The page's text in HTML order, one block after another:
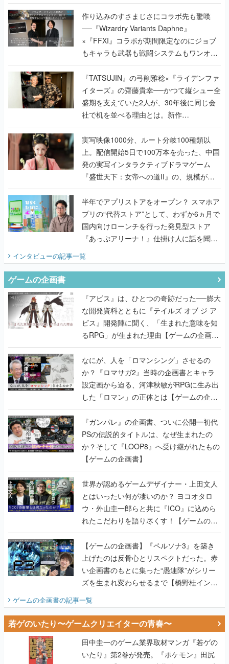
作り込みのすさまじさにコラボ先も驚嘆
──『Wizardry Variants Daphne』
×『FFXI』コラボが期間限定なのにジョブ
もキャラも武器も戦闘システムもワンオフ
で作り込まれた理由を両ディレクターに聞
く
『TATSUJIN』の弓削雅稔×『ライデンファ
イターズ』の齋藤貴幸──かつて縦シュー全
盛期を支えていた2人が、30年後に同じ会
社で机を並べる理由とは。新作
『TATSUJIN EXTREME』で初タッグを組
んだレジェンド2人に訊く開発秘話
実写映像1000分、ルート分岐100種類以
上。配信開始5日で100万本を売った、中国
発の実写インタラクティブドラマゲーム
『盛世天下：女帝への道II』の、規模が違
うこだわりをプロデューサーに聞いた
半年でアプリストアをオープン？ スマホア
プリの“代替ストア”として、わずか6ヵ月で
国内向けローンチを行った発見型ストア
『あっぷアリーナ！』仕掛け人に話を聞い
てみた
インタビューの記事一覧
ゲームの企画書
『アビス』は、ひとつの奇跡だった──膨大
な開発資料とともに『テイルズ オブ ジ ア
ビス』開発陣に聞く、「生まれた意味を知
るRPG」が生まれた理由【ゲームの企画
書】
なにが、人を「ロマンシング」させるの
か？『ロマサガ2』当時の企画書とキャラ
設定画から迫る、河津秋敏がRPGに生み出
した「ロマン」の正体とは【ゲームの企画
書】
『ガンパレ』の企画書、ついに公開━初代
PSの伝説的タイトルは、なぜ生まれたの
か？そして『LOOP8』へ受け継がれたもの
【ゲームの企画書】
世界が認めるゲームデザイナー・上田文人
とはいったい何が凄いのか？ ヨコオタロ
ウ・外山圭一郎らと共に『ICO』に込めら
れたこだわりを語り尽くす！【ゲームの企
画書】
【ゲームの企画書】『ペルソナ3』を築き
上げたのは反骨心とリスペクトだった。赤
い企画書のもとに集った“愚連隊”がシリー
ズを生まれ変わらせるまで【橋野桂インタ
ビュー】
ゲームの企画書の記事一覧
若ゲのいたり〜ゲームクリエイターの青春〜
田中圭一のゲーム業界取材マンガ『若ゲの
いたり』第2巻が発売。『ポケモン』田尻